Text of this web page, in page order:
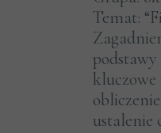
Temat:
kluczowe
ustalenie